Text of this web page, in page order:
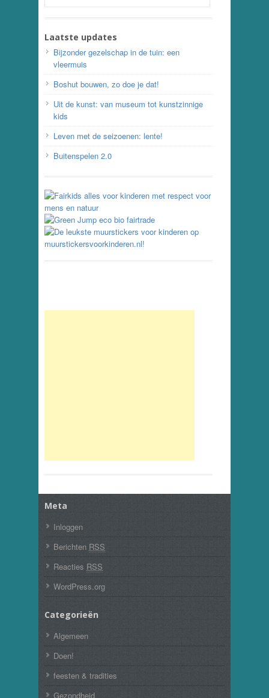
Laatste updates
Bijzonder gezelschap in de tuin: een
vleermuis
Boshut bouwen, zo doe je dat!
Uit de kunst: van museum tot kunstzinnige
kids
Leven met de seizoenen: lente!
Buitenspelen 2.0
Meta
Inloggen
Berichten RSS
Reacties RSS
WordPress.org
Categorieën
Algemeen
Doen!
feesten & tradities
Gezondheid